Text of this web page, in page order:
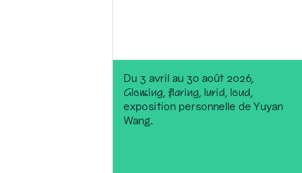
Du 3 avril au 30 août 2026,
Glowing, flaring, lurid, loud
exposition personnelle de Yuyan
Wang.